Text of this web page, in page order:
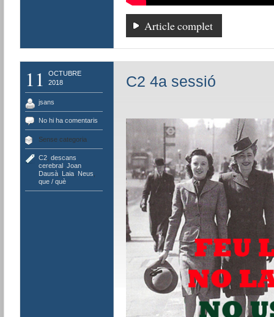
Article complet
11
OCTUBRE
2018
jsans
No hi ha comentaris
Sense categoria
C2, descans
cerebral, Joan
Dausà, Laia, Neus
que / què
C2 4a sessió